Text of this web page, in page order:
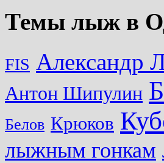
Темы лыж в
FIS Александр
Антон Шипулин
Белов Крюков
лыжным гонкам